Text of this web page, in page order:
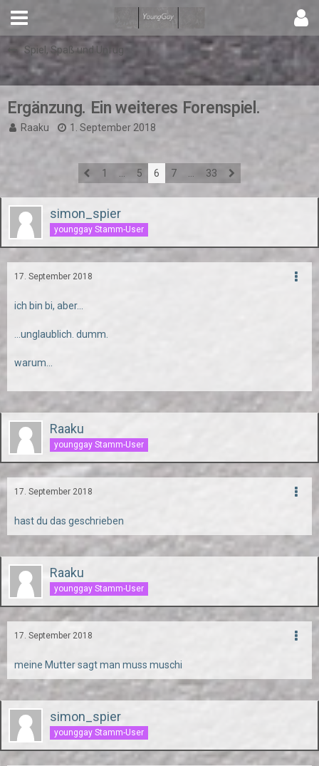
Spiel, Spaß und Unfug
Ergänzung. Ein weiteres Forenspiel.
Raaku 1. September 2018
1 5 6 7 33
simon_spier
younggay Stamm-User
17. September 2018
ich bin bi, aber...
...unglaublich. dumm.
warum...
Raaku
younggay Stamm-User
17. September 2018
hast du das geschrieben
Raaku
younggay Stamm-User
17. September 2018
meine Mutter sagt man muss muschi
simon_spier
younggay Stamm-User